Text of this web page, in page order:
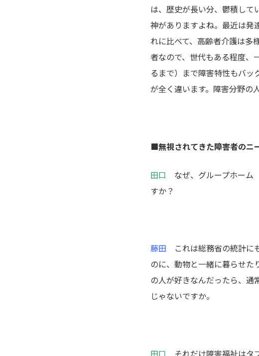
は、歴史が長い分、鬱積して
神がありますよね。最近は発
れに比べて、高齢者介護は多
者なので、世代もある程度、
るまで）まで障害特性もバッ
が全く違います。障害分野の
■無視されてきた障害者のニ
田口 なぜ、グループホーム
すか？
藤田 これは総務省の統計に
のに、動物と一緒に暮らせた
の人が好きなんだったら、通
じゃないですか。
田口 それだけ障害福祉はタ